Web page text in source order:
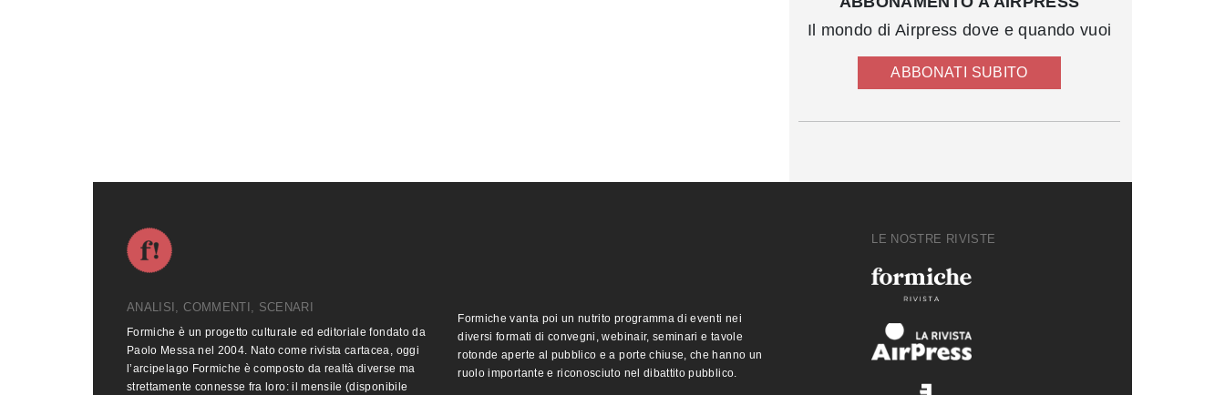
Il mondo di Airpress dove e quando vuoi
ABBONATI SUBITO
ANALISI, COMMENTI, SCENARI
Formiche è un progetto culturale ed editoriale fondato da
Paolo Messa nel 2004. Nato come rivista cartacea, oggi
l’arcipelago Formiche è composto da realtà diverse ma
strettamente connesse fra loro: il mensile (disponibile
Formiche vanta poi un nutrito programma di eventi nei
diversi formati di convegni, webinair, seminari e tavole
rotonde aperte al pubblico e a porte chiuse, che hanno un
ruolo importante e riconosciuto nel dibattito pubblico.
LE NOSTRE RIVISTE